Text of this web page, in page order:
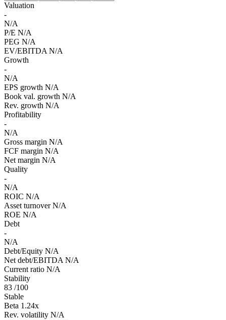
Valuation
-
N/A
P/E N/A
PEG N/A
EV/EBITDA N/A
Growth
-
N/A
EPS growth N/A
Book val. growth N/A
Rev. growth N/A
Profitability
-
N/A
Gross margin N/A
FCF margin N/A
Net margin N/A
Quality
-
N/A
ROIC N/A
Asset turnover N/A
ROE N/A
Debt
-
N/A
Debt/Equity N/A
Net debt/EBITDA N/A
Current ratio N/A
Stability
83 /100
Stable
Beta 1.24x
Rev. volatility N/A